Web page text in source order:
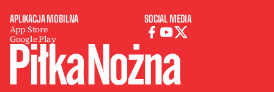
APLIKACJA MOBILNA
App Store
Google Play
SOCIAL MEDIA